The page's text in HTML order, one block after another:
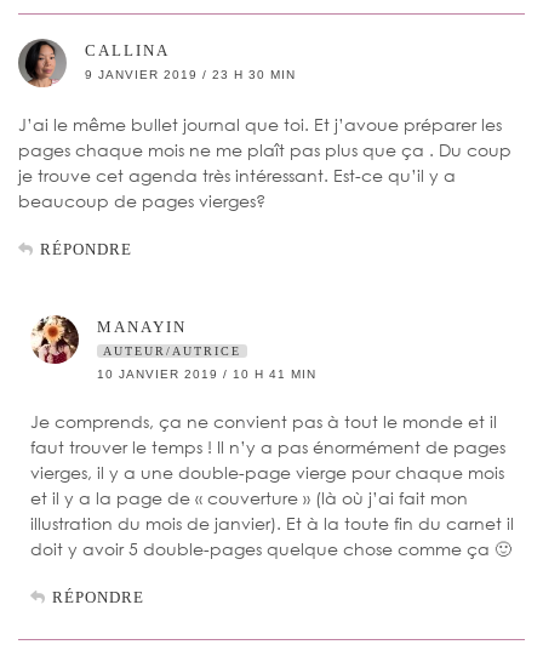
CALLINA
9 JANVIER 2019 / 23 H 30 MIN
J’ai le même bullet journal que toi. Et j’avoue préparer les
pages chaque mois ne me plaît pas plus que ça . Du coup
je trouve cet agenda très intéressant. Est-ce qu’il y a
beaucoup de pages vierges?
RÉPONDRE
MANAYIN
AUTEUR/AUTRICE
10 JANVIER 2019 / 10 H 41 MIN
Je comprends, ça ne convient pas à tout le monde et il
faut trouver le temps ! Il n’y a pas énormément de pages
vierges, il y a une double-page vierge pour chaque mois
et il y a la page de « couverture » (là où j’ai fait mon
illustration du mois de janvier). Et à la toute fin du carnet il
doit y avoir 5 double-pages quelque chose comme ça 🙂
RÉPONDRE